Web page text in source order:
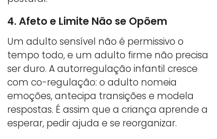
4. Afeto e Limite Não se Opõem
Um adulto sensível não é permissivo o
tempo todo, e um adulto firme não precisa
ser duro. A autorregulação infantil cresce
com co-regulação: o adulto nomeia
emoções, antecipa transições e modela
respostas. É assim que a criança aprende a
esperar, pedir ajuda e se reorganizar.